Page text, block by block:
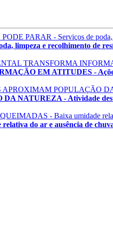
limpeza e recolhimento de
EM ATITUDES - Ações
NATUREZA - Atividade
do ar e ausência de